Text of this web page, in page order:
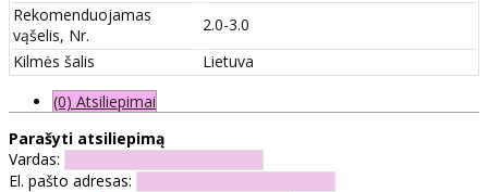
Rekomenduojamas
vąšelis, Nr.
2.0-3.0
Kilmės šalis
Lietuva
(0) Atsiliepimai
Parašyti atsiliepimą
Vardas:
El. pašto adresas: